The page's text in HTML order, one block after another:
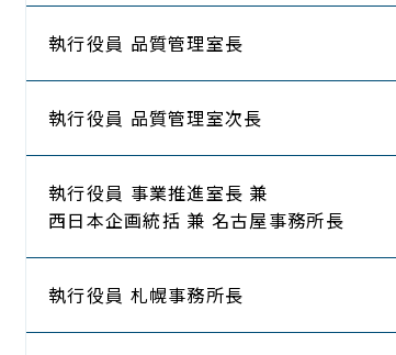
執行役員 品質管理室長
執行役員 品質管理室次長
執行役員 事業推進室長 兼
西日本企画統括 兼 名古屋事務所長
執行役員 札幌事務所長